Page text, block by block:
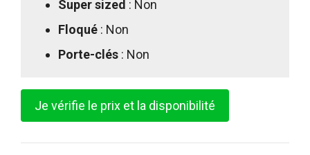
Super sized : Non
Floqué : Non
Porte-clés : Non
Je vérifie le prix et la disponibilité